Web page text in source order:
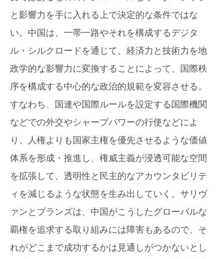
と影響力を手に入れる上で決定的な条件ではな
い。中国は、一帯一路やそれを構成するデジタ
ル・シルクロードを通じて、経済力と技術力を地
政学的な影響力に変換することによって、国際秩
序を構成する中心的な政治的規範を変容させる。
すなわち、国連や国際ルールを設定する国際機関
などでの外交やシャープパワーの行使などによ
り、人権よりも国家主権を優先させるような価値
体系を形成・推進し、権威主義が浸透可能な空間
を拡張して、透明性と民主的なアカウンタビリテ
ィを減じるような状態を生み出していく。サリヴ
ァンとブランズは、中国がこうしたグローバルな
覇権を追求する取り組みには障害もあるので、そ
れがどこまで成功するかは見通しがつかないとし